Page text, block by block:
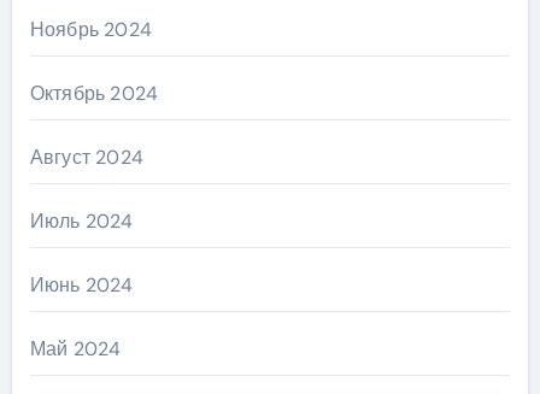
Ноябрь 2024
Октябрь 2024
Август 2024
Июль 2024
Июнь 2024
Май 2024